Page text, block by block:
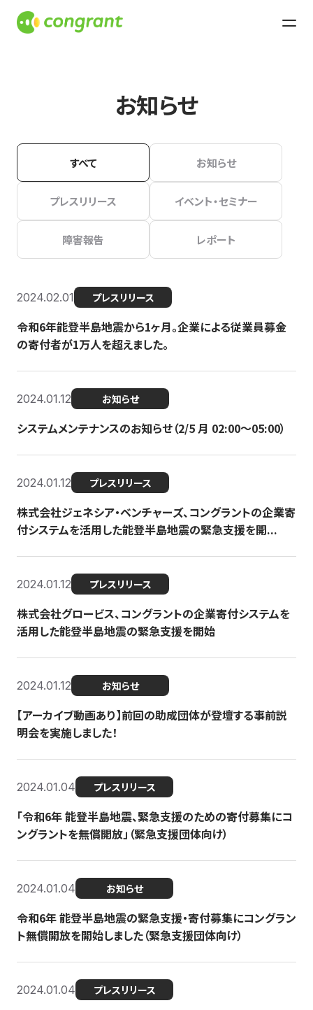
お知らせ
すべて お知らせ
プレスリリース イベント・セミナー
障害報告 レポート
2024.02.01 プレスリリース
令和6年能登半島地震から1ヶ月。企業による従業員募金
の寄付者が1万人を超えました。
2024.01.12 お知らせ
システムメンテナンスのお知らせ（2/5 月 02:00〜05:00）
2024.01.12 プレスリリース
株式会社ジェネシア・ベンチャーズ、コングラントの企業寄
付システムを活用した能登半島地震の緊急支援を開...
2024.01.12 プレスリリース
株式会社グロービス、コングラントの企業寄付システムを
活用した能登半島地震の緊急支援を開始
2024.01.12 お知らせ
【アーカイブ動画あり】前回の助成団体が登壇する事前説
明会を実施しました！
2024.01.04 プレスリリース
「令和6年 能登半島地震、緊急支援のための寄付募集にコ
ングラントを無償開放」（緊急支援団体向け）
2024.01.04 お知らせ
令和6年 能登半島地震の緊急支援・寄付募集にコングラン
ト無償開放を開始しました（緊急支援団体向け）
2024.01.04 プレスリリース